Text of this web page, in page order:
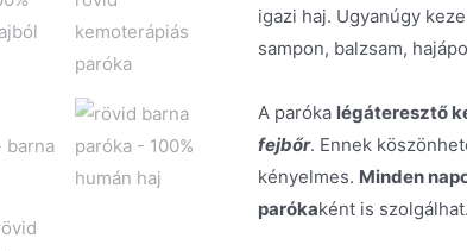
igazi haj. Ugyanúgy
sampon, balzsam,
A paróka légáteresztő
fejbőr. Ennek
kényelmes. Minden
parókaként is szolgálhat.